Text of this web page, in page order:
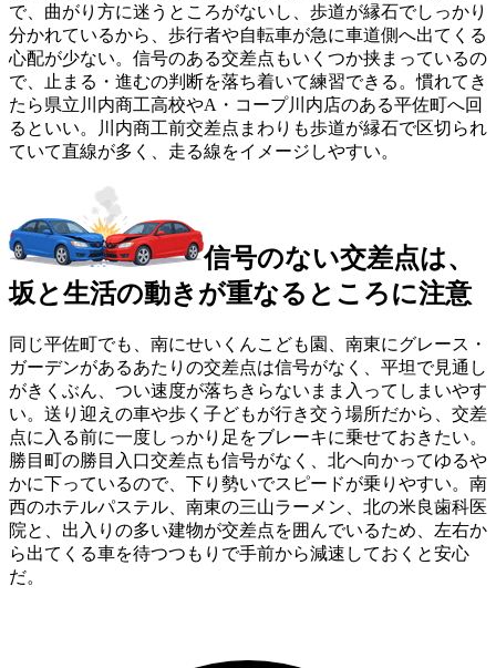
で、曲がり方に迷うところがないし、歩道が縁石でしっかり
分かれているから、歩行者や自転車が急に車道側へ出てくる
心配が少ない。信号のある交差点もいくつか挟まっているの
で、止まる・進むの判断を落ち着いて練習できる。慣れてき
たら県立川内商工高校やA・コープ川内店のある平佐町へ回
るといい。川内商工前交差点まわりも歩道が縁石で区切られ
ていて直線が多く、走る線をイメージしやすい。
信号のない交差点は、
坂と生活の動きが重なるところに注意
同じ平佐町でも、南にせいくんこども園、南東にグレース・
ガーデンがあるあたりの交差点は信号がなく、平坦で見通し
がきくぶん、つい速度が落ちきらないまま入ってしまいやす
い。送り迎えの車や歩く子どもが行き交う場所だから、交差
点に入る前に一度しっかり足をブレーキに乗せておきたい。
勝目町の勝目入口交差点も信号がなく、北へ向かってゆるや
かに下っているので、下り勢いでスピードが乗りやすい。南
西のホテルパステル、南東の三山ラーメン、北の米良歯科医
院と、出入りの多い建物が交差点を囲んでいるため、左右か
ら出てくる車を待つつもりで手前から減速しておくと安心
だ。